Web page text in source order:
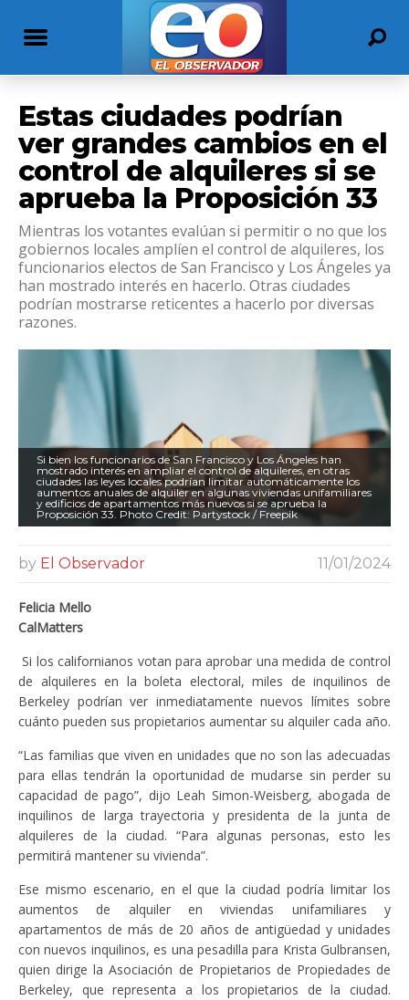
Estas ciudades podrían
ver grandes cambios en el
control de alquileres si se
aprueba la Proposición 33
Mientras los votantes evalúan si permitir o no que los
gobiernos locales amplíen el control de alquileres, los
funcionarios electos de San Francisco y Los Ángeles ya
han mostrado interés en hacerlo. Otras ciudades
podrían mostrarse reticentes a hacerlo por diversas
razones.
Si bien los funcionarios de San Francisco y Los Ángeles han
mostrado interés en ampliar el control de alquileres, en otras
ciudades las leyes locales podrían limitar automáticamente los
aumentos anuales de alquiler en algunas viviendas unifamiliares
y edificios de apartamentos más nuevos si se aprueba la
Proposición 33. Photo Credit: Partystock / Freepik
by El Observador 11/01/2024
Felicia Mello
CalMatters
Si los californianos votan para aprobar una medida de control
de alquileres en la boleta electoral, miles de inquilinos de
Berkeley podrían ver inmediatamente nuevos límites sobre
cuánto pueden sus propietarios aumentar su alquiler cada año.
“Las familias que viven en unidades que no son las adecuadas
para ellas tendrán la oportunidad de mudarse sin perder su
capacidad de pago”, dijo Leah Simon-Weisberg, abogada de
inquilinos de larga trayectoria y presidenta de la junta de
alquileres de la ciudad. “Para algunas personas, esto les
permitirá mantener su vivienda”.
Ese mismo escenario, en el que la ciudad podría limitar los
aumentos de alquiler en viviendas unifamiliares y
apartamentos de más de 20 años de antigüedad y unidades
con nuevos inquilinos, es una pesadilla para Krista Gulbransen,
quien dirige la Asociación de Propietarios de Propiedades de
Berkeley, que representa a los propietarios de la ciudad.